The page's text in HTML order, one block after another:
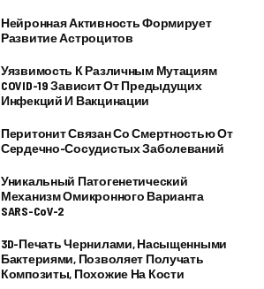
Нейронная Активность Формирует
Развитие Астроцитов
Уязвимость К Различным Мутациям
COVID-19 Зависит От Предыдущих
Инфекций И Вакцинации
Перитонит Связан Со Смертностью От
Сердечно-Сосудистых Заболеваний
Уникальный Патогенетический
Механизм Омикронного Варианта
SARS-CoV-2
3D-Печать Чернилами, Насыщенными
Бактериями, Позволяет Получать
Композиты, Похожие На Кости